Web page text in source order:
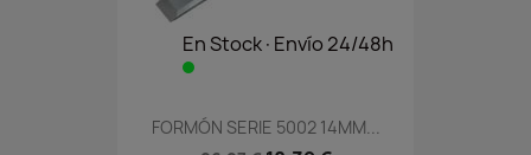
En Stock·Envío 24/48h
FORMÓN SERIE 5002 14MM...